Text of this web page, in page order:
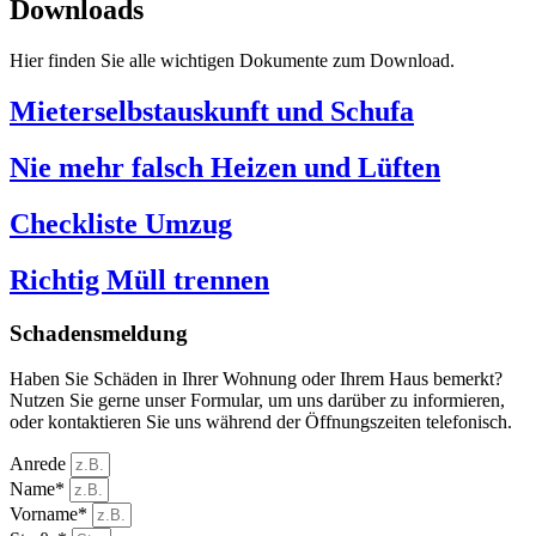
Downloads
Hier finden Sie alle wichtigen Dokumente zum Download.
Mieterselbstauskunft und Schufa
Nie mehr falsch Heizen und Lüften
Checkliste Umzug
Richtig Müll trennen
Schadensmeldung
Haben Sie Schäden in Ihrer Wohnung oder Ihrem Haus bemerkt?
Nutzen Sie gerne unser Formular, um uns darüber zu informieren,
oder kontaktieren Sie uns während der Öffnungszeiten telefonisch.
Anrede
Name*
Vorname*